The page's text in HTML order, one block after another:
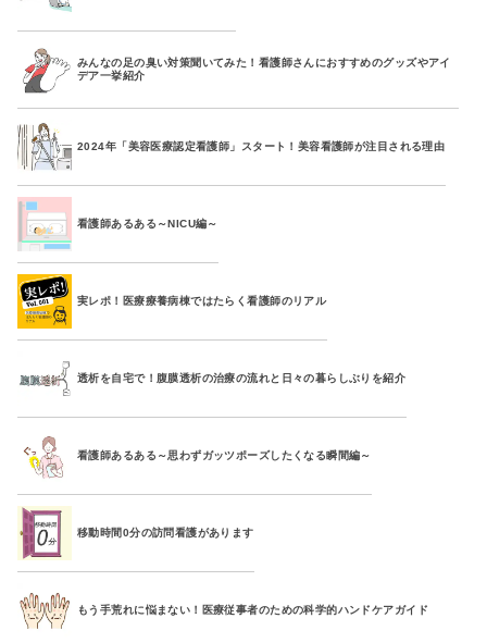
みんなの足の臭い対策聞いてみた！看護師さんにおすすめのグッズやアイ
デア一挙紹介
2024年「美容医療認定看護師」スタート！美容看護師が注目される理由
看護師あるある～NICU編～
実レポ！医療療養病棟ではたらく看護師のリアル
透析を自宅で！腹膜透析の治療の流れと日々の暮らしぶりを紹介
看護師あるある～思わずガッツポーズしたくなる瞬間編～
移動時間0分の訪問看護があります
もう手荒れに悩まない！医療従事者のための科学的ハンドケアガイド